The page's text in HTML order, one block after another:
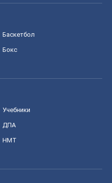
Баскетбол
Бокс
Учебники
ДПА
НМТ